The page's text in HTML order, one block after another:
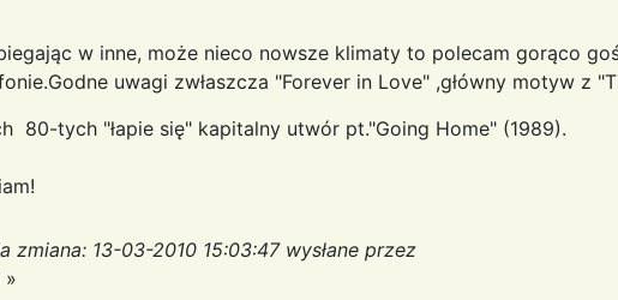
w inne, może nieco nowsze klimaty to polecam gorąco
uwagi zwłaszcza "Forever in Love" ,główny motyw z
80-tych "łapie się" kapitalny utwór pt."Going Home" (1989).
zmiana: 13-03-2010 15:03:47 wysłane przez
»